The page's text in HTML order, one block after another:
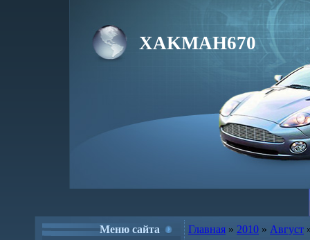
XAKMAH670
Меню сайта
Главная » 2010 » Август